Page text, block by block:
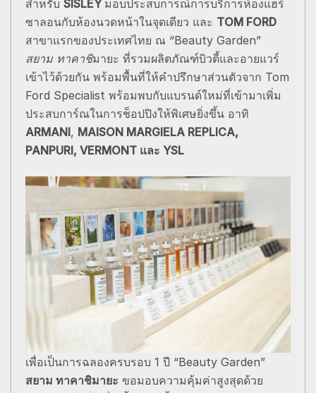
สำหรับ SISLEY มอบประสบการณ์การบริการห้องแฮร์
ซาลอนกับห้องนวดหน้าในจุดเดียว และ TOM FORD
สาขาแรกของประเทศไทย ณ “Beauty Garden”
สยาม ทาคาชิมายะ ที่รวมผลิตภัณฑ์บิวตี้และอายแวร์
เข้าไว้ด้วยกัน พร้อมพื้นที่ให้คำปรึกษาส่วนตัวจาก Tom
Ford Specialist พร้อมพบกับแบรนด์ใหม่ที่เข้ามาเพิ่ม
ประสบการ์ณในการช็อปปิงให้พิเศษยิ่งขึ้น อาทิ
ARMANI, MAISON MARGIELA REPLICA,
PANPURI, VERMONT และ YSL
เพื่อเป็นการฉลองครบรอบ 1 ปี “Beauty Garden”
สยาม ทาคาชิมายะ ขอมอบความคุ้มค่าสูงสุดด้วย